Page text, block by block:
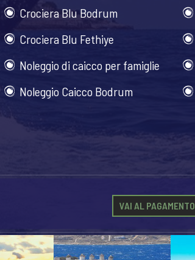
Crociera Blu Bodrum
Crociera Blu Fethiye
Noleggio di caicco per famiglie
Noleggio Caicco Bodrum
VAI AL PAGAMENTO